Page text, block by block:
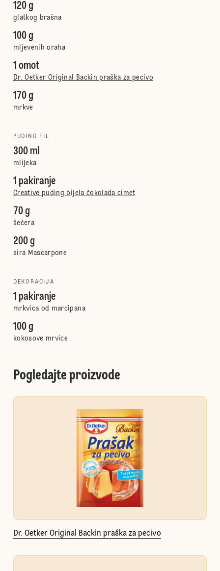
120 g
glatkog brašna
100 g
mljevenih oraha
1 omot
Dr. Oetker Original Backin praška za pecivo
170 g
mrkve
PUDING FIL
300 ml
mlijeka
1 pakiranje
Creative puding bijela čokolada cimet
70 g
šećera
200 g
sira Mascarpone
DEKORACIJA
1 pakiranje
mrkvica od marcipana
100 g
kokosove mrvice
Pogledajte proizvode
Dr. Oetker Original Backin praška za pecivo